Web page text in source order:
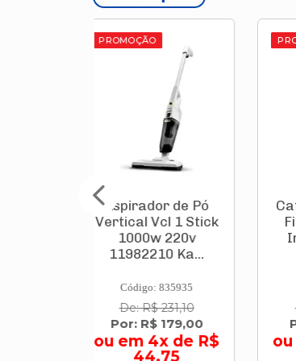
PROMOÇÃO
Cafeteira Elétrica
Filtro Perfectta
Inox Cfpi 650w
220v Até ...
Código: 784842
De: R$ 240,90
Por: R$ 199,00
ou em 4x de R$
49,75